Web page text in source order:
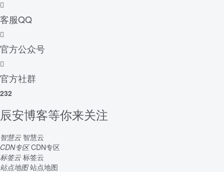
客服QQ
官方公众号
官方社群
232
辰安博客等你来关注
智慧云 智慧云
CDN专区 CDN专区
标签云 标签云
站点地图 站点地图